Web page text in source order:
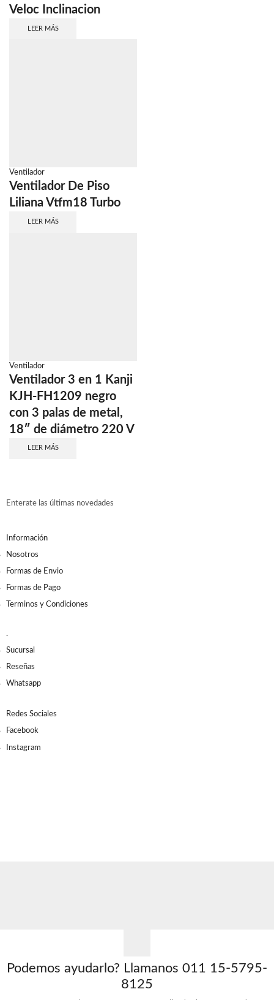
Veloc Inclinacion
LEER MÁS
Ventilador
Ventilador De Piso
Liliana Vtfm18 Turbo
LEER MÁS
Ventilador
Ventilador 3 en 1 Kanji
KJH-FH1209 negro
con 3 palas de metal,
18″ de diámetro 220 V
LEER MÁS
Enterate las últimas novedades
Información
Nosotros
Formas de Envio
Formas de Pago
Terminos y Condiciones
.
Sucursal
Reseñas
Whatsapp
Redes Sociales
Facebook
Instagram
Podemos ayudarlo? Llamanos 011 15-5795-
8125